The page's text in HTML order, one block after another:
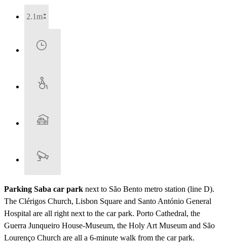
2.1m
Parking Saba car park next to São Bento metro station (line D).
The Clérigos Church, Lisbon Square and Santo António General
Hospital are all right next to the car park. Porto Cathedral, the
Guerra Junqueiro House-Museum, the Holy Art Museum and São
Lourenço Church are all a 6-minute walk from the car park.